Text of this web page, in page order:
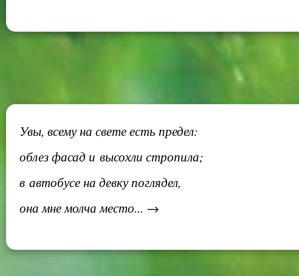
Увы, всему на свете есть предел:
облез фасад и высохли стропила;
в автобусе на девку поглядел,
она мне молча место... →